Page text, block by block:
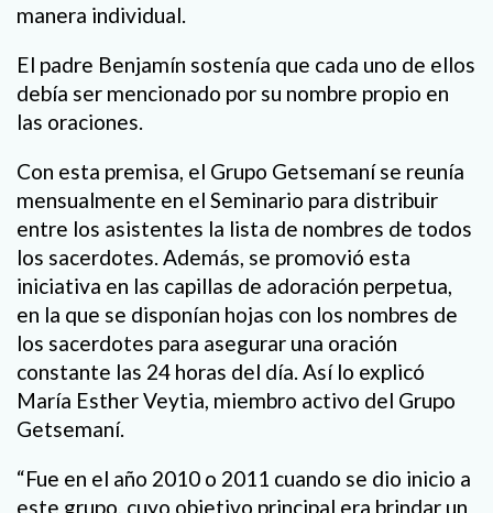
manera individual.
El padre Benjamín sostenía que cada uno de ellos
debía ser mencionado por su nombre propio en
las oraciones.
Con esta premisa, el Grupo Getsemaní se reunía
mensualmente en el Seminario para distribuir
entre los asistentes la lista de nombres de todos
los sacerdotes. Además, se promovió esta
iniciativa en las capillas de adoración perpetua,
en la que se disponían hojas con los nombres de
los sacerdotes para asegurar una oración
constante las 24 horas del día. Así lo explicó
María Esther Veytia, miembro activo del Grupo
Getsemaní.
“Fue en el año 2010 o 2011 cuando se dio inicio a
este grupo, cuyo objetivo principal era brindar un